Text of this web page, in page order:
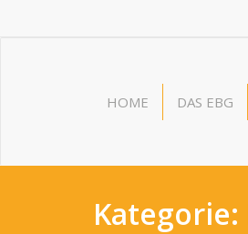
HOME DAS EBG
Kategorie: